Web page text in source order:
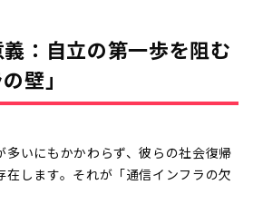
：自立の第一歩を阻む
壁」
多いにもかかわらず、彼らの社会復帰
在します。それが「通信インフラの欠